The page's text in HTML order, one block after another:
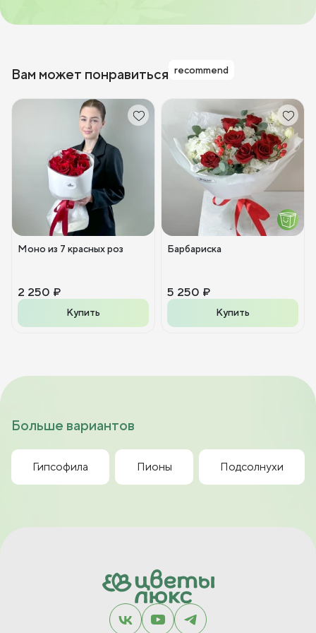
Вам может понравиться recommend
Моно из 7 красных роз
2 250 ₽
Купить
Барбариска
5 250 ₽
Купить
Больше вариантов
Гипсофила Пионы Подсолнухи